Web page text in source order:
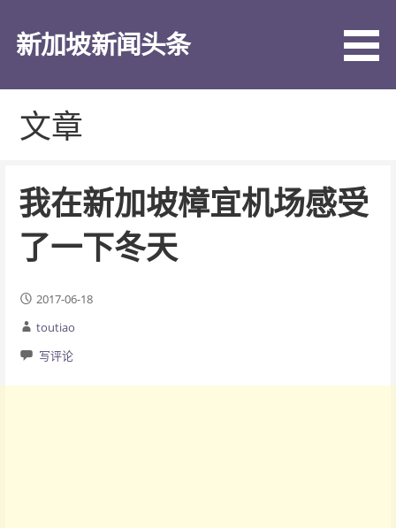
新加坡新闻头条
文章
我在新加坡樟宜机场感受
了一下冬天
2017-06-18
toutiao
写评论